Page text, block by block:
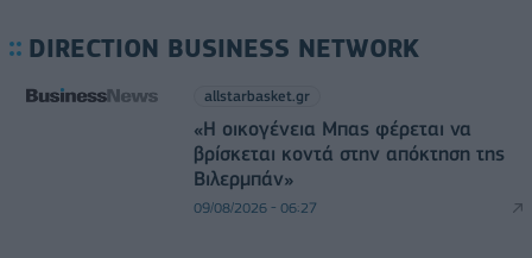
DIRECTION BUSINESS NETWORK
allstarbasket.gr
«Η οικογένεια Μπας φέρεται να
βρίσκεται κοντά στην απόκτηση της
Βιλερμπάν»
09/08/2026 - 06:27